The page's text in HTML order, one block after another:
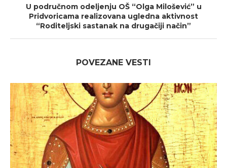
U područnom odeljenju OŠ “Olga Milošević” u
Pridvoricama realizovana ugledna aktivnost
“Roditeljski sastanak na drugačiji način”
POVEZANE VESTI